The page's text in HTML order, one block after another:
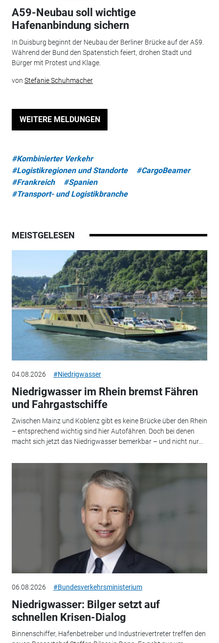
A59-Neubau soll wichtige
Hafenanbindung sichern
In Duisburg beginnt der Neubau der Berliner Brücke auf der A59.
Während der Bund den Spatenstich feiert, drohen Stadt und
Bürger mit Protest und Klage.
von Stefanie Schuhmacher
WEITERE MELDUNGEN
#Kombinierter Verkehr
#Logistikregionen und Standorte
#CargoBeamer
#Frankreich
#Spanien
#Transport- und Logistikbranche
MEISTGELESEN
04.08.2026 #Niedrigwasser
Niedrigwasser im Rhein bremst Fähren
und Fahrgastschiffe
Zwischen Mainz und Koblenz gibt es keine Brücke über den Rhein
– entsprechend wichtig sind hier Autofähren. Doch bei denen
macht sich jetzt das Niedrigwasser bemerkbar – und nicht nur...
06.08.2026 #Bundesverkehrsministerium
Niedrigwasser: Bilger setzt auf
schnellen Krisen-Dialog
Binnenschiffer, Hafenbetreiber und Industrievertreter treffen den